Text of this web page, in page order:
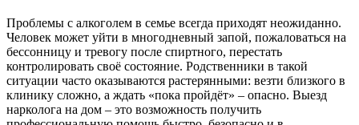
Проблемы с алкоголем в семье всегда приходят неожиданно.
Человек может уйти в многодневный запой, пожаловаться на
бессонницу и тревогу после спиртного, перестать
контролировать своё состояние. Родственники в такой
ситуации часто оказываются растерянными: везти близкого в
клинику сложно, а ждать «пока пройдёт» – опасно. Выезд
нарколога на дом – это возможность получить